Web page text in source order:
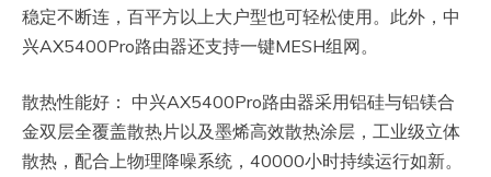
稳定不断连，百平方以上大户型也可轻松使用。此外，中
兴AX5400Pro路由器还支持一键MESH组网。
散热性能好： 中兴AX5400Pro路由器采用铝硅与铝镁合
金双层全覆盖散热片以及墨烯高效散热涂层，工业级立体
散热，配合上物理降噪系统，40000小时持续运行如新。